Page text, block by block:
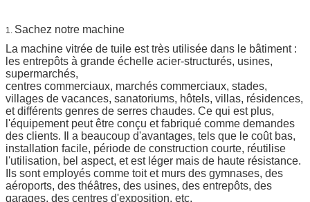
1. Sachez notre machine
La machine vitrée de tuile est très utilisée dans le bâtiment :
les entrepôts à grande échelle acier-structurés, usines,
supermarchés,
centres commerciaux, marchés commerciaux, stades,
villages de vacances, sanatoriums, hôtels, villas, résidences,
et différents genres de serres chaudes. Ce qui est plus,
l'équipement peut être conçu et fabriqué comme demandes
des clients. Il a beaucoup d'avantages, tels que le coût bas,
installation facile, période de construction courte, réutilise
l'utilisation, bel aspect, et est léger mais de haute résistance.
Ils sont employés comme toit et murs des gymnases, des
aéroports, des théâtres, des usines, des entrepôts, des
garages, des centres d'exposition, etc.